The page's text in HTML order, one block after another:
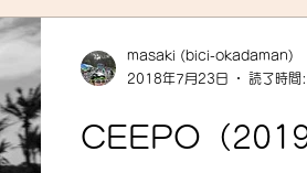
CEEPO（
masaki (bici-okadaman)
2018年7月23日
読了時間